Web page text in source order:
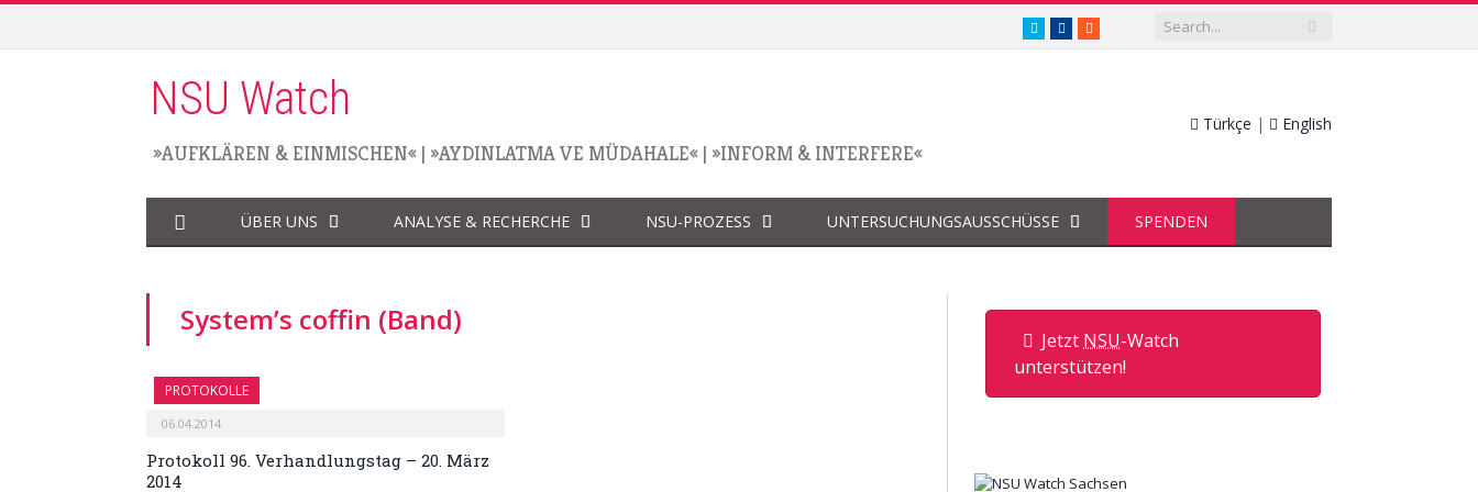
twitter.com/nsuwatch
facebook.com/nsuwatch
RSS
NSU Watch
»AUFKLÄREN & EINMISCHEN« | »AYDINLATMA VE MÜDAHALE« | »INFORM & INTERFERE«
Türkçe | English
ÜBER UNS ANALYSE & RECHERCHE NSU-PROZESS UNTERSUCHUNGSAUSSCHÜSSE SPENDEN
System’s coffin (Band)
PROTOKOLLE
06.04.2014
Protokoll 96. Verhandlungstag – 20. März
2014
Jetzt NSU-Watch
unterstützen!